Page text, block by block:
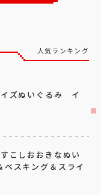
人気ランキング
ズぬいぐるみ イ
しおおきなぬい
スキング＆スライ